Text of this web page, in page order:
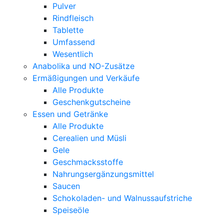
Pulver
Rindfleisch
Tablette
Umfassend
Wesentlich
Anabolika und NO-Zusätze
Ermäßigungen und Verkäufe
Alle Produkte
Geschenkgutscheine
Essen und Getränke
Alle Produkte
Cerealien und Müsli
Gele
Geschmacksstoffe
Nahrungsergänzungsmittel
Saucen
Schokoladen- und Walnussaufstriche
Speiseöle